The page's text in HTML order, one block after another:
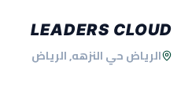
LEADERS CLOUD
الرياض حي النزهه, الرياض